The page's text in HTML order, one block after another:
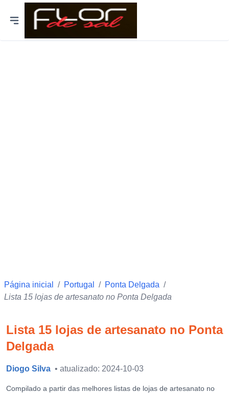
Página inicial / Portugal / Ponta Delgada /
Lista 15 lojas de artesanato no Ponta Delgada
Lista 15 lojas de artesanato no Ponta
Delgada
Diogo Silva • atualizado: 2024-10-03
Compilado a partir das melhores listas de lojas de artesanato no